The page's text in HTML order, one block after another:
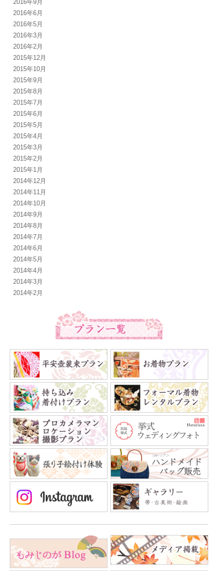
2016年9月
2016年6月
2016年5月
2016年3月
2016年2月
2015年12月
2015年10月
2015年9月
2015年8月
2015年7月
2015年6月
2015年5月
2015年4月
2015年3月
2015年2月
2015年1月
2014年12月
2014年11月
2014年10月
2014年9月
2014年8月
2014年7月
2014年6月
2014年5月
2014年4月
2014年3月
2014年2月